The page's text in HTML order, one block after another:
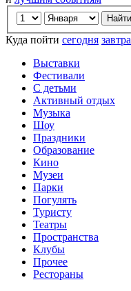
Куда пойти сегодня завтра
Выставки
Фестивали
С детьми
Активный отдых
Музыка
Шоу
Праздники
Образование
Кино
Музеи
Парки
Погулять
Туристу
Театры
Пространства
Клубы
Прочее
Рестораны